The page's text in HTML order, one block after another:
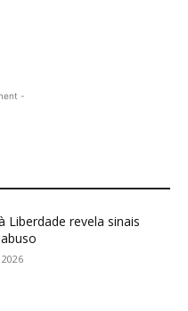
-
Liberdade revela sinais